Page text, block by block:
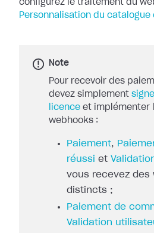
configurez le traitement du
Personnalisation du
Note
Pour recevoir des
devez simplement
licence et implémenter
webhooks :
Paiement,
réussi et
vous recevez des
distincts ;
Paiement de
Validation